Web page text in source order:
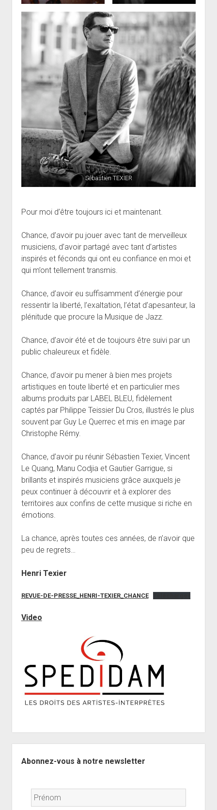
Sébastien TEXIER
Pour moi d’être toujours ici et maintenant.
Chance, d’avoir pu jouer avec tant de merveilleux
musiciens, d’avoir partagé avec tant d’artistes
inspirés et féconds qui ont eu confiance en moi et
qui m’ont tellement transmis.
Chance, d’avoir eu suffisamment d’énergie pour
ressentir la liberté, l’exaltation, l’état d’apesanteur, la
plénitude que procure la Musique de Jazz.
Chance, d’avoir été et de toujours être suivi par un
public chaleureux et fidèle.
Chance, d’avoir pu mener à bien mes projets
artistiques en toute liberté et en particulier mes
albums produits par LABEL BLEU, fidèlement
captés par Philippe Teissier Du Cros, illustrés le plus
souvent par Guy Le Querrec et mis en image par
Christophe Rémy.
Chance, d’avoir pu réunir Sébastien Texier, Vincent
Le Quang, Manu Codjia et Gautier Garrigue, si
brillants et inspirés musiciens grâce auxquels je
peux continuer à découvrir et à explorer des
territoires aux confins de cette musique si riche en
émotions.
La chance, après toutes ces années, de n’avoir que
peu de regrets…
Henri Texier
REVUE-DE-PRESSE_HENRI-TEXIER_CHANCE
Video
Abonnez-vous à notre newsletter